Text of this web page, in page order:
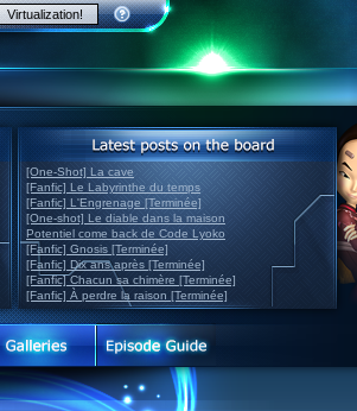
[One-Shot] La cave
[Fanfic] Le Labyrinthe du temps
[Fanfic] L'Engrenage [Terminée]
[One-shot] Le diable dans la maison
Potentiel come back de Code Lyoko
[Fanfic] Gnosis [Terminée]
[Fanfic] Dix ans après [Terminée]
[Fanfic] Chacun sa chimère [Terminée]
[Fanfic] À perdre la raison [Terminée]